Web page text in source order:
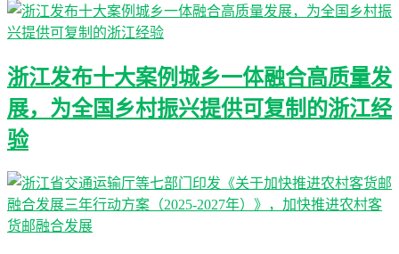
浙江发布十大案例城乡一体融合高质量发
展，为全国乡村振兴提供可复制的浙江经
验